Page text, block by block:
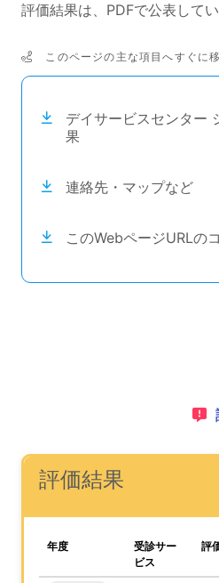
評価結果は、PDFで公表してい
次のコンテンツは目次ナビゲ
このページの主な項目へすぐに
デイサービスセンター
果
連絡先・マップなど
このWebページURLの
ナビゲーションリンクの読み
次は事業所評価を公表するた
(タイトル)
評価結果
、この事業所の評価結果
年度
受診サー
ビス
評